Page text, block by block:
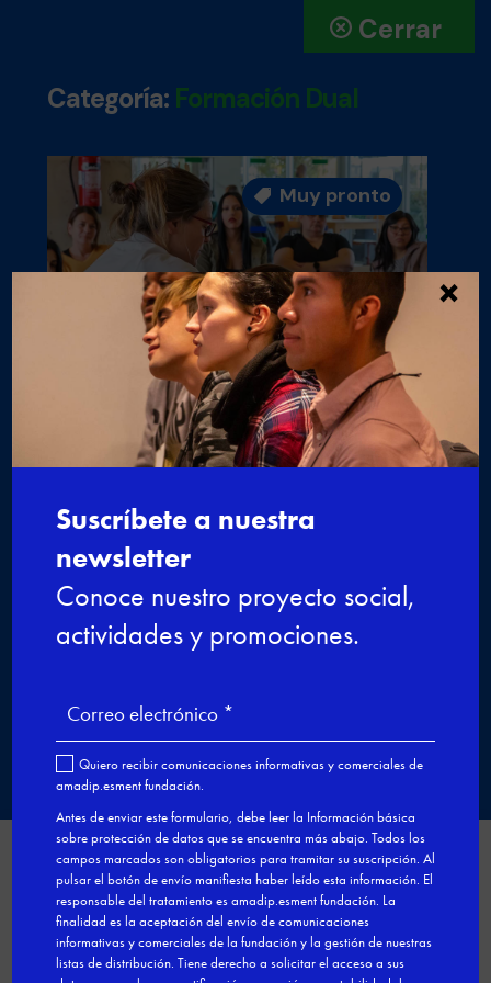
Gestionar el consentimiento
de las cookies
Utilizamos cookies de Google Analytics para analizar nuestros
servicios y la actividad de la web con el fin de mejorar su contenido.
Esta web incluye botones y módulos de redes sociales u de otros
terceros que requieren la instalación de cookies que pueden
Cerrar
Categoría: Formación Dual
 Muy pronto
CP de nivel 2 Formación Dual
Atención sociosanitaria a
personas dependientes en
instituciones sociales
 Formación Dual
×